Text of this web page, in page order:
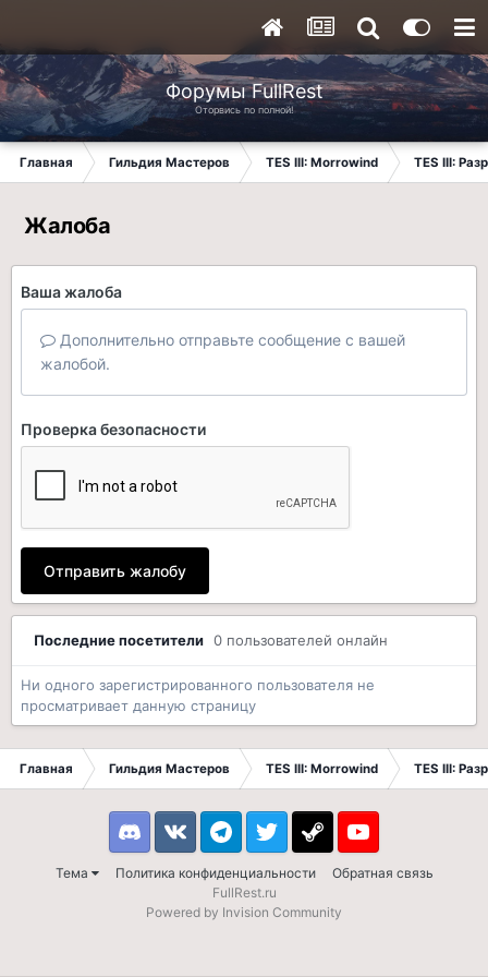
Форумы FullRest
Оторвись по полной!
Главная Гильдия Мастеров TES III: Morrowind TES III:
Жалоба
Ваша жалоба
Дополнительно отправьте сообщение с вашей
жалобой.
Проверка безопасности
Отправить жалобу
Последние посетители 0 пользователей онлайн
Ни одного зарегистрированного пользователя не
просматривает данную страницу
Главная Гильдия Мастеров TES III: Morrowind TES III:
Тема Политика конфиденциальности Обратная связь
DiscordVK TelegramTwitter Steam Youtube
FullRest.ru
Powered by Invision Community